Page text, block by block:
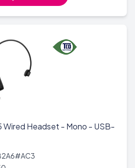
Wired Headset - Mono - USB-